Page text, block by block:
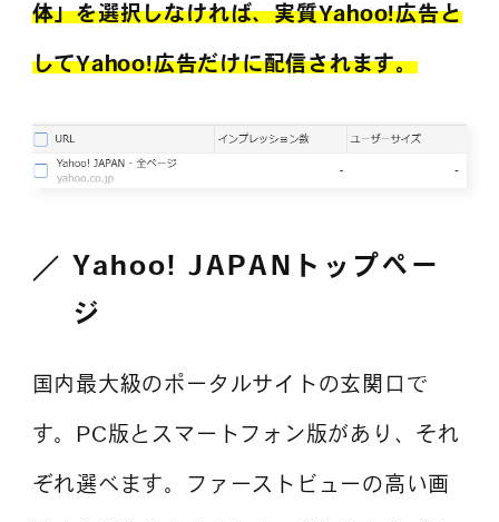
体」を選択しなければ、実質Yahoo!広告と
してYahoo!広告だけに配信されます。
Yahoo! JAPANトップペー
ジ
国内最大級のポータルサイトの玄関口で
す。PC版とスマートフォン版があり、それ
ぞれ選べます。ファーストビューの高い画